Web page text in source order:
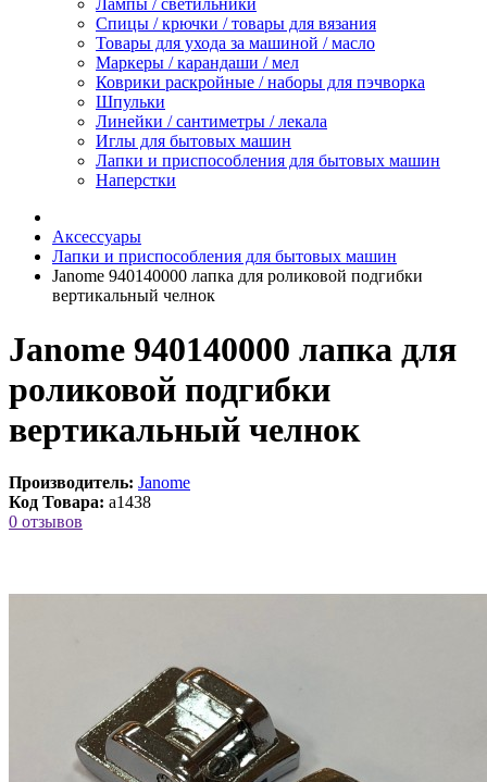
Лампы / светильники
Спицы / крючки / товары для вязания
Товары для ухода за машиной / масло
Маркеры / карандаши / мел
Коврики раскройные / наборы для пэчворка
Шпульки
Линейки / сантиметры / лекала
Иглы для бытовых машин
Лапки и приспособления для бытовых машин
Наперстки
Аксессуары
Лапки и приспособления для бытовых машин
Janome 940140000 лапка для роликовой подгибки
вертикальный челнок
Janome 940140000 лапка для
роликовой подгибки
вертикальный челнок
Производитель: Janome
Код Товара: a1438
0 отзывов